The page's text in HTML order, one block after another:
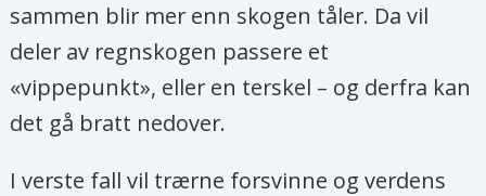
sammen blir mer enn skogen tåler. Da vil
deler av regnskogen passere et
«vippepunkt», eller en terskel – og derfra kan
det gå bratt nedover.
I verste fall vil trærne forsvinne og verdens